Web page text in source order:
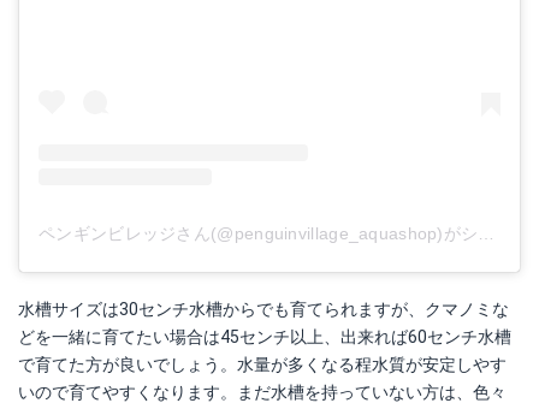
水槽サイズは30センチ水槽からでも育てられますが、クマノミな
どを一緒に育てたい場合は45センチ以上、出来れば60センチ水槽
で育てた方が良いでしょう。水量が多くなる程水質が安定しやす
いので育てやすくなります。まだ水槽を持っていない方は、色々